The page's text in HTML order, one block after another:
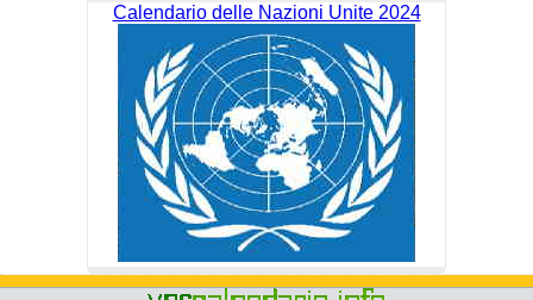
Calendario delle Nazioni Unite 2024